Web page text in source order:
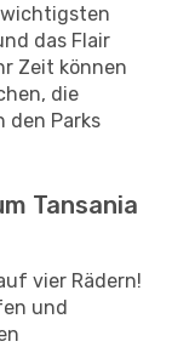
wichtigsten
das Flair
Zeit können
die
den Parks
Tansania
vier Rädern!
und